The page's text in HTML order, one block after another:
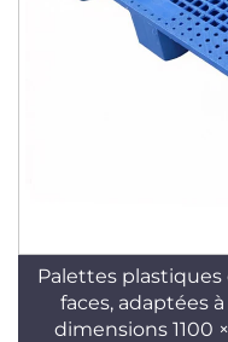
Palettes
faces, adaptées
dimensions 1100